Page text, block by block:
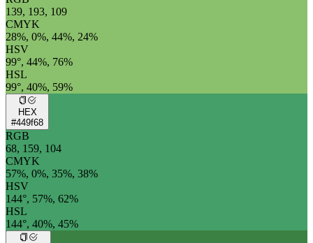
139, 193, 109
CMYK
28%, 0%, 44%, 24%
HSV
99°, 44%, 76%
HSL
99°, 40%, 59%
HEX
#449f68
RGB
68, 159, 104
CMYK
57%, 0%, 35%, 38%
HSV
144°, 57%, 62%
HSL
144°, 40%, 45%